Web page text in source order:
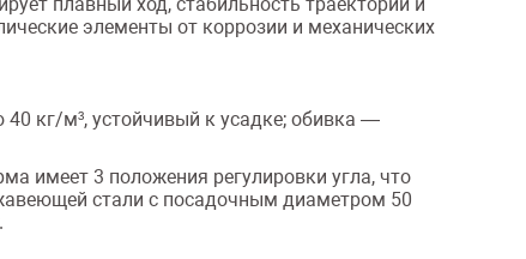
элементы от коррозии и механических
кг/м³, устойчивый к усадке; обивка —
имеет 3 положения регулировки угла, что
стали с посадочным диаметром 50